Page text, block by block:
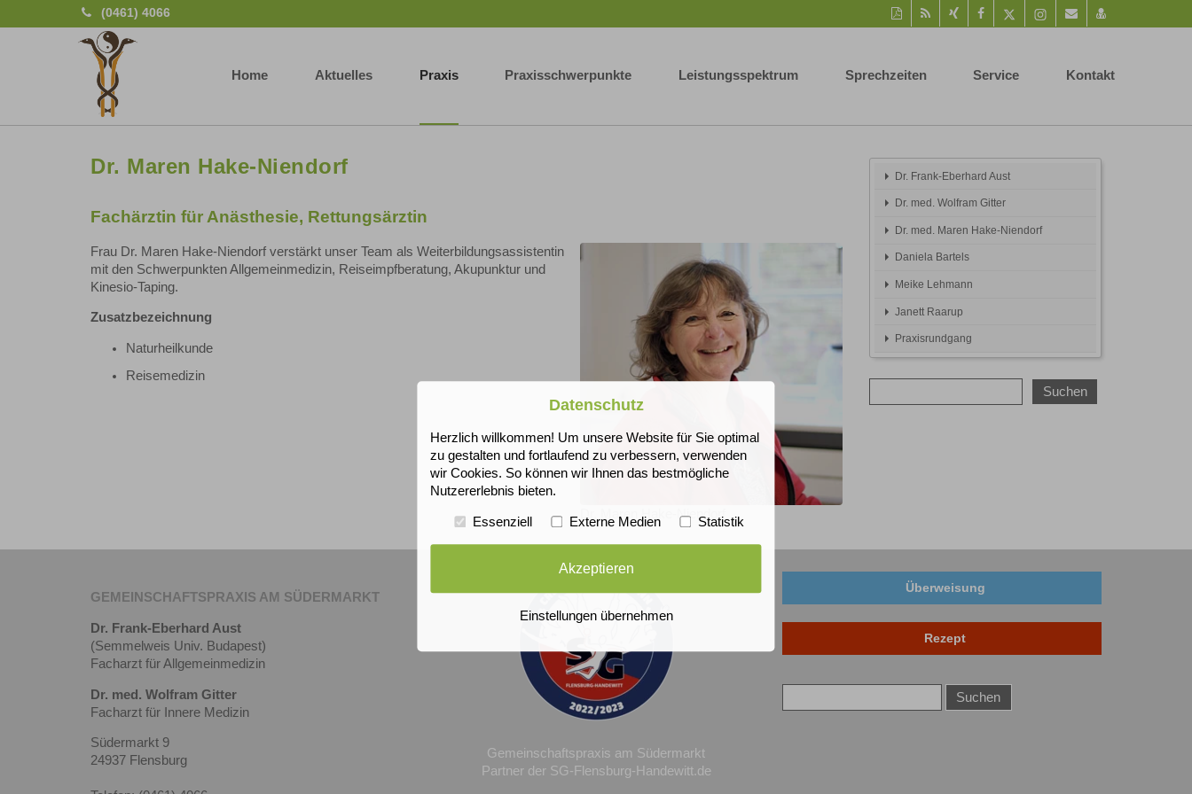
(0461) 4066
Diese
Seite
drucken
RSS-
Feed
Auf
Xing
Auf
Facebook
Twitter
Instagram-
Seite
Per
Mail
vCard
speichern
Home Aktuelles Praxis Praxisschwerpunkte Leistungsspektrum Sprechzeiten Service Kontakt
Dr. Maren Hake-Niendorf
Fachärztin für Anästhesie, Rettungsärztin
Dr. Maren Hake-Niendorf
Frau Dr. Maren Hake-Niendorf verstärkt unser Team als Weiterbildungsassistentin
mit den Schwerpunkten Allgemeinmedizin, Reiseimpfberatung, Akupunktur und
Kinesio-Taping.
Zusatzbezeichnung
Naturheilkunde
Reisemedizin
Dr. Frank-Eberhard Aust
Dr. med. Wolfram Gitter
Dr. med. Maren Hake-Niendorf
Daniela Bartels
Meike Lehmann
Janett Raarup
Praxisrundgang
GEMEINSCHAFTSPRAXIS AM SÜDERMARKT
Dr. Frank-Eberhard Aust
(Semmelweis Univ. Budapest)
Facharzt für Allgemeinmedizin
Dr. med. Wolfram Gitter
Facharzt für Innere Medizin
Südermarkt 9
24937 Flensburg
Gemeinschaftspraxis am Südermarkt
Partner der SG-Flensburg-Handewitt.de
Überweisung
Rezept
Datenschutz
Herzlich willkommen! Um unsere Website für Sie optimal
zu gestalten und fortlaufend zu verbessern, verwenden
wir Cookies. So können wir Ihnen das bestmögliche
Nutzererlebnis bieten.
Essenziell Externe Medien Statistik
Akzeptieren
Einstellungen übernehmen